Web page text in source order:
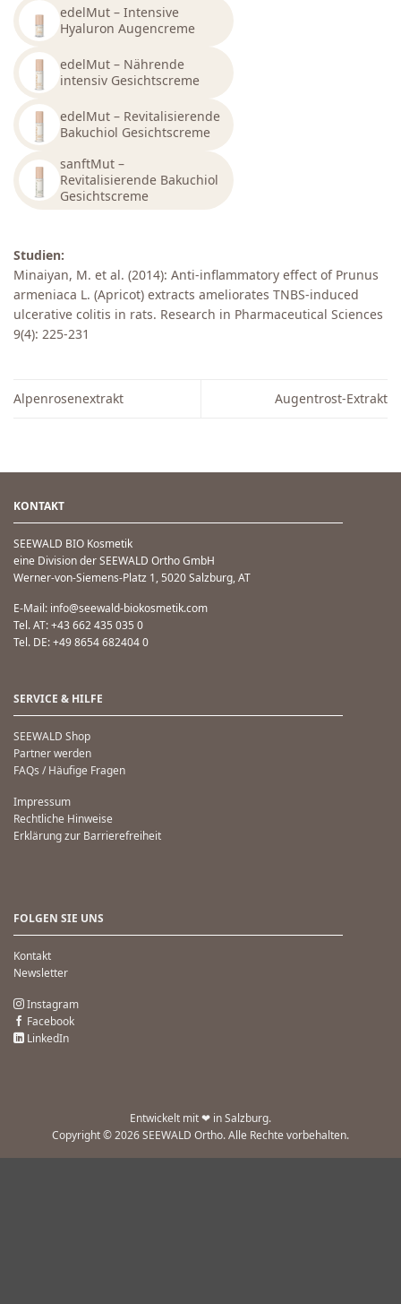
edelMut – Intensive
Hyaluron Augencreme
edelMut – Nährende
intensiv Gesichtscreme
edelMut – Revitalisierende
Bakuchiol Gesichtscreme
sanftMut –
Revitalisierende Bakuchiol
Gesichtscreme
Studien:
Minaiyan, M. et al. (2014): Anti-inflammatory effect of Prunus
armeniaca L. (Apricot) extracts ameliorates TNBS-induced
ulcerative colitis in rats. Research in Pharmaceutical Sciences
9(4): 225-231
Alpenrosenextrakt Augentrost-Extrakt
KONTAKT
SEEWALD BIO Kosmetik
eine Division der SEEWALD Ortho GmbH
Werner-von-Siemens-Platz 1, 5020 Salzburg, AT
E-Mail: info@seewald-biokosmetik.com
Tel. AT: +43 662 435 035 0
Tel. DE: +49 8654 682404 0
SERVICE & HILFE
SEEWALD Shop
Partner werden
FAQs / Häufige Fragen
Impressum
Rechtliche Hinweise
Erklärung zur Barrierefreiheit
FOLGEN SIE UNS
Kontakt
Newsletter
Instagram
Facebook
LinkedIn
Entwickelt mit ❤ in Salzburg.
Copyright © 2026 SEEWALD Ortho. Alle Rechte vorbehalten.